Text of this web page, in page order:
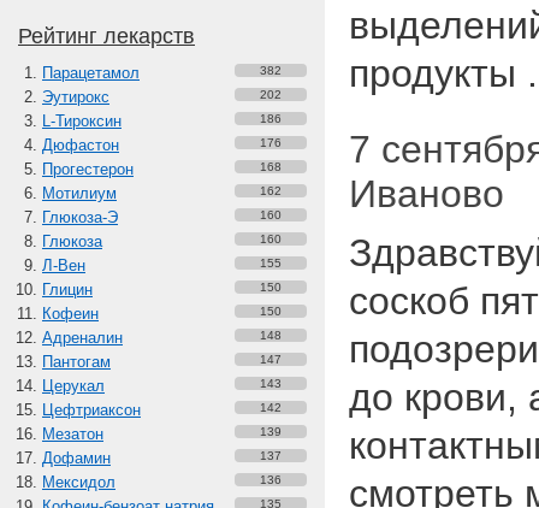
Рейтинг лекарств
Парацетамол 382
Эутирокс 202
L-Тироксин 186
Дюфастон 176
Прогестерон 168
Мотилиум 162
Глюкоза-Э 160
Глюкоза 160
Л-Вен 155
Глицин 150
Кофеин 150
Адреналин 148
Пантогам 147
Церукал 143
Цефтриаксон 142
Мезатон 139
Дофамин 137
Мексидол 136
135
продукты
7
Иваново
соскоб
до крови,
смотреть